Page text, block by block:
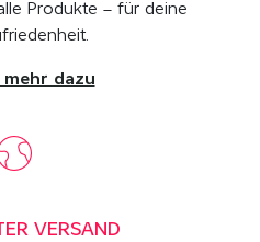
Produkte – für deine
mehr dazu
VERSAND